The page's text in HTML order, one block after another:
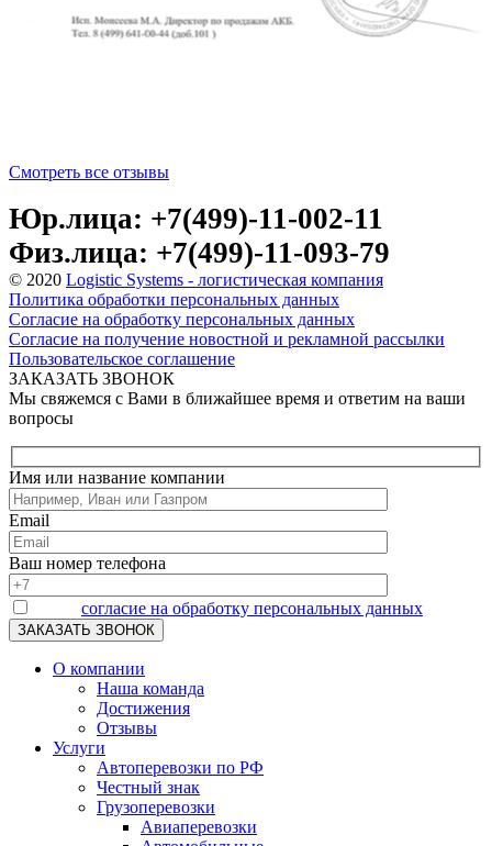
Смотреть все отзывы
Юр.лица: +7(499)-11-002-11
Физ.лица: +7(499)-11-093-79
© 2020 Logistic Systems - логистическая компания
Политика обработки персональных данных
Согласие на обработку персональных данных
Согласие на получение новостной и рекламной рассылки
Пользовательское соглашение
ЗАКАЗАТЬ ЗВОНОК
Мы свяжемся с Вами в ближайшее время и ответим на ваши
вопросы
Имя или название компании
Email
Ваш номер телефона
согласие на обработку персональных данных
О компании
Наша команда
Достижения
Отзывы
Услуги
Автоперевозки по РФ
Честный знак
Грузоперевозки
Авиаперевозки